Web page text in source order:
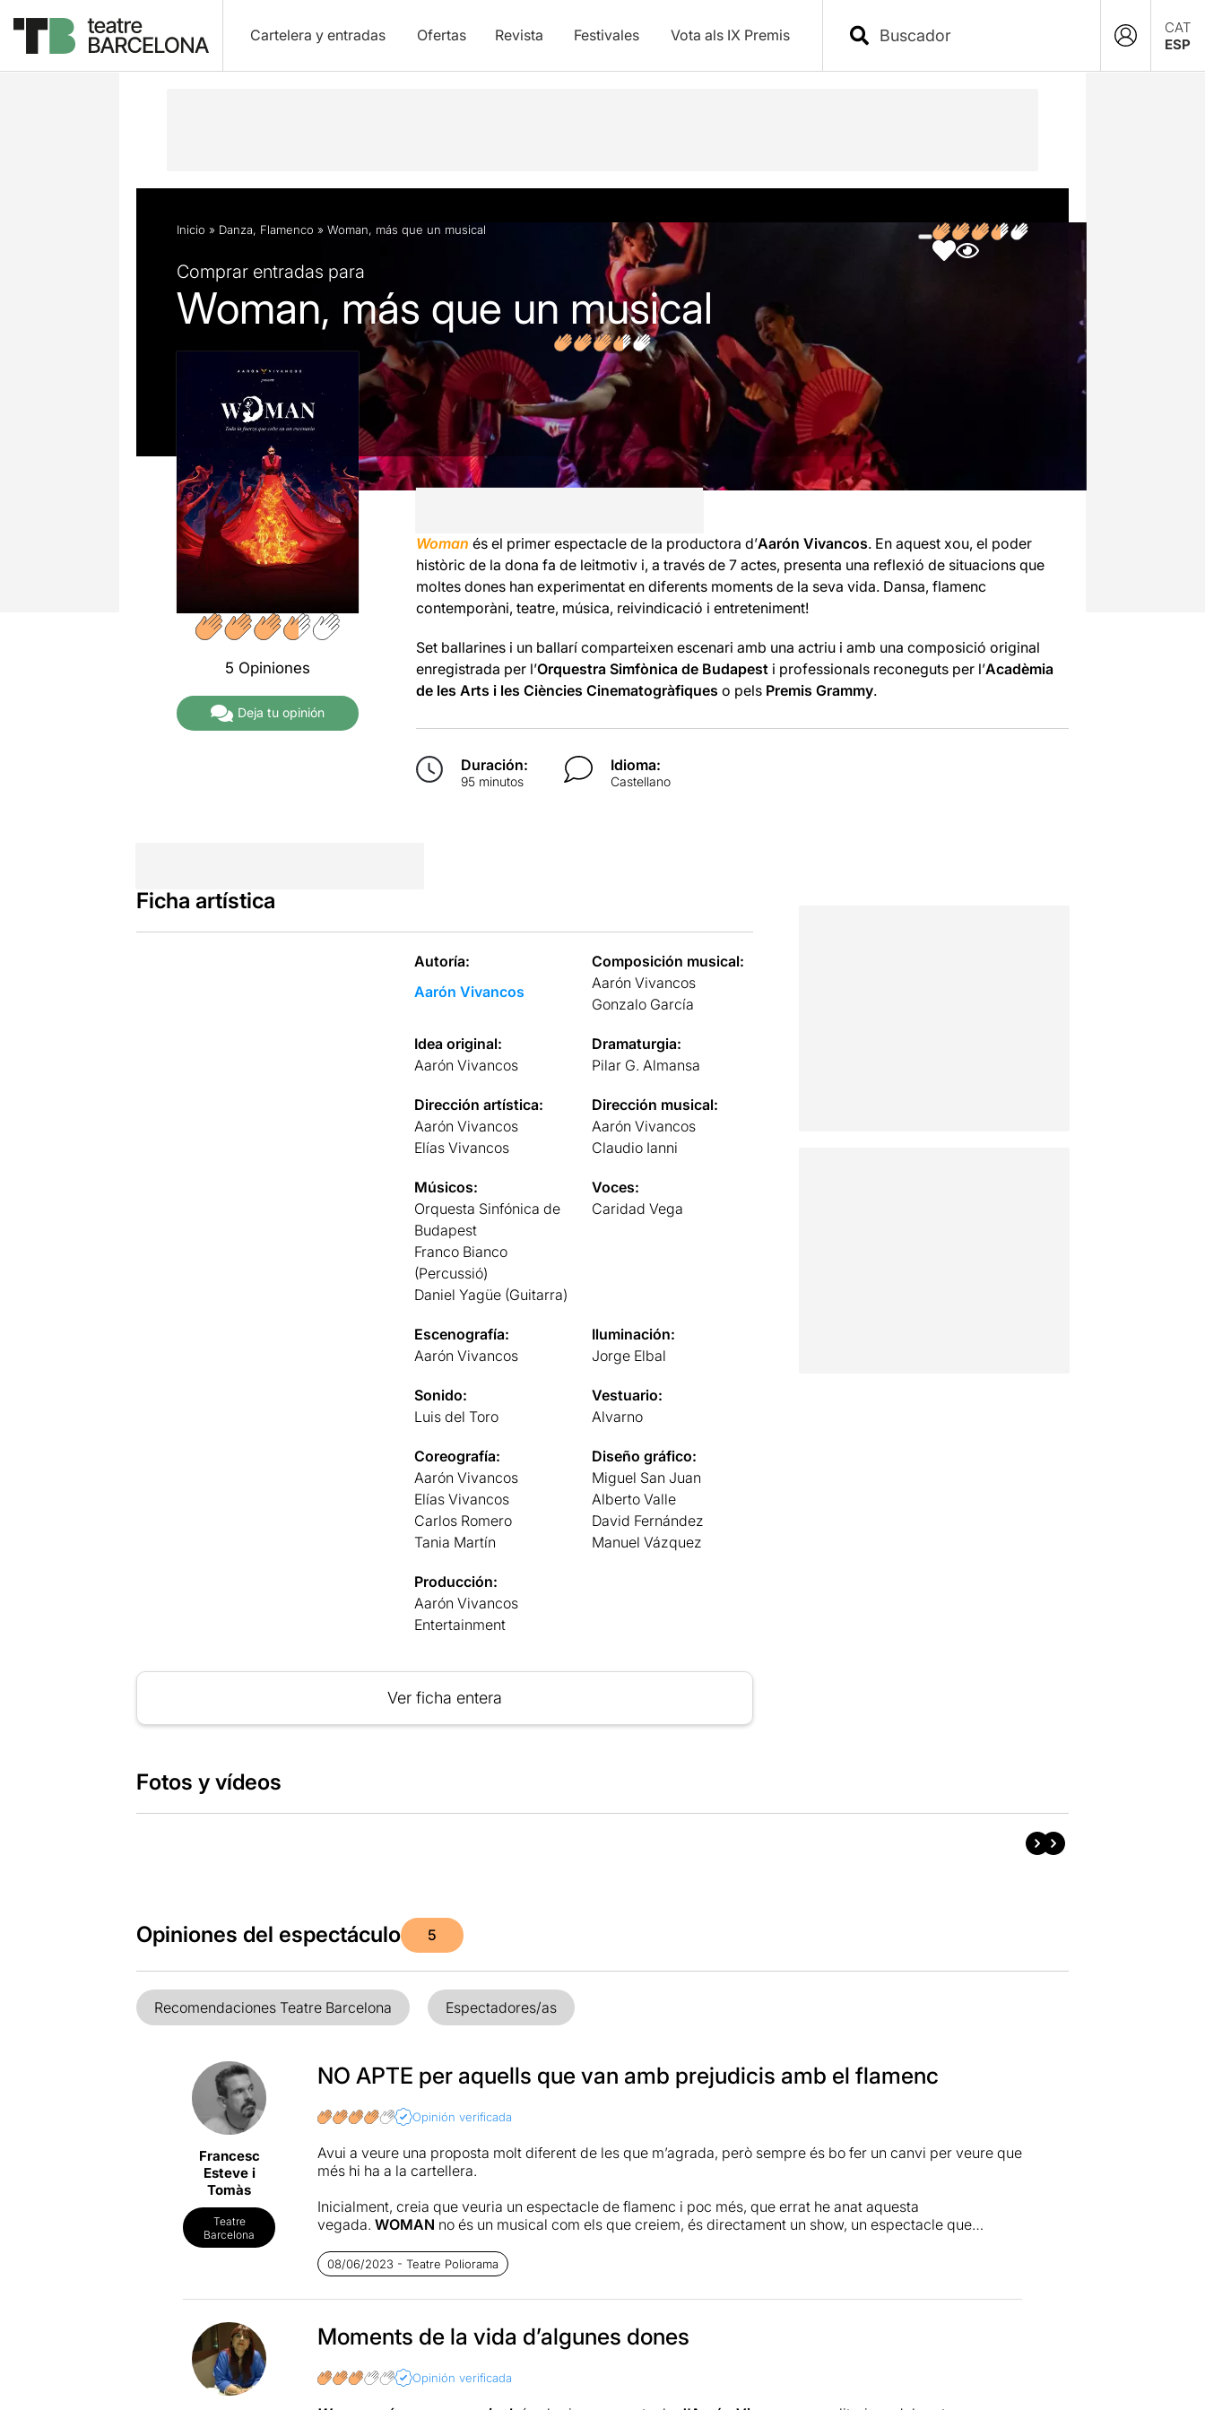
Cartelera y entradas Ofertas Revista Festivales Vota als IX Premis
CAT
ESP
Descripción Ficha artística Fotos y vídeos Opiniones FAQs
Inicio » Danza, Flamenco » Woman, más que un musical
Comprar entradas para
Woman, más que un musical
5 Opiniones
Deja tu opinión
Woman és el primer espectacle de la productora d’Aarón Vivancos. En aquest xou, el poder
històric de la dona fa de leitmotiv i, a través de 7 actes, presenta una reflexió de situacions que
moltes dones han experimentat en diferents moments de la seva vida. Dansa, flamenc
contemporàni, teatre, música, reivindicació i entreteniment!
Set ballarines i un ballarí comparteixen escenari amb una actriu i amb una composició original
enregistrada per l’Orquestra Simfònica de Budapesti professionals reconeguts per l’Acadèmia
de les Arts i les Ciències Cinematogràfiques o pels Premis Grammy.
Duración:
95 minutos
Idioma:
Castellano
Ficha artística
Autoría:
Aarón Vivancos
Composición musical:
Aarón Vivancos
Gonzalo García
Idea original:
Aarón Vivancos
Dramaturgia:
Pilar G. Almansa
Dirección artística:
Aarón Vivancos
Elías Vivancos
Dirección musical:
Aarón Vivancos
Claudio Ianni
Músicos:
Orquesta Sinfónica de
Budapest
Franco Bianco
(Percussió)
Daniel Yagüe (Guitarra)
Voces:
Caridad Vega
Escenografía:
Aarón Vivancos
Iluminación:
Jorge Elbal
Sonido:
Luis del Toro
Vestuario:
Alvarno
Coreografía:
Aarón Vivancos
Elías Vivancos
Carlos Romero
Tania Martín
Diseño gráfico:
Miguel San Juan
Alberto Valle
David Fernández
Manuel Vázquez
Producción:
Aarón Vivancos
Entertainment
Ver ficha entera
Fotos y vídeos
Opiniones del espectáculo 5
Recomendaciones Teatre Barcelona Espectadores/as
Francesc
Esteve i
Tomàs
Teatre
Barcelona
NO APTE per aquells que van amb prejudicis amb el flamenc
Opinión verificada
Avui a veure una proposta molt diferent de les que m’agrada, però sempre és bo fer un canvi per veure que
més hi ha a la cartellera.
Inicialment, creia que veuria un espectacle de flamenc i poc més, que errat he anat aquesta
vegada. WOMAN no és un musical com els que creiem, és directament un show, un espectacle que
valdre a la dona.
Una obra dividida en diferents actes, evovcant cada un d’ells un moment de la vida. Reflexiona diferents
de la dona. Amb gran força en tots moments,
En aquest últim, un dels moments més àlgids de l’espectacle. En opinió meva, veig que el cor de ball
totalment negre acompanya amb ball i so els moments en què l’home abusa i maltracta a la dona. Fins i tot
hi ha un moment que dona l’esquena com a societat durant l’agressió. Com la societat mateixa. I fins i tot,
08/06/2023 - Teatre Poliorama
Moments de la vida d’algunes dones
Opinión verificada